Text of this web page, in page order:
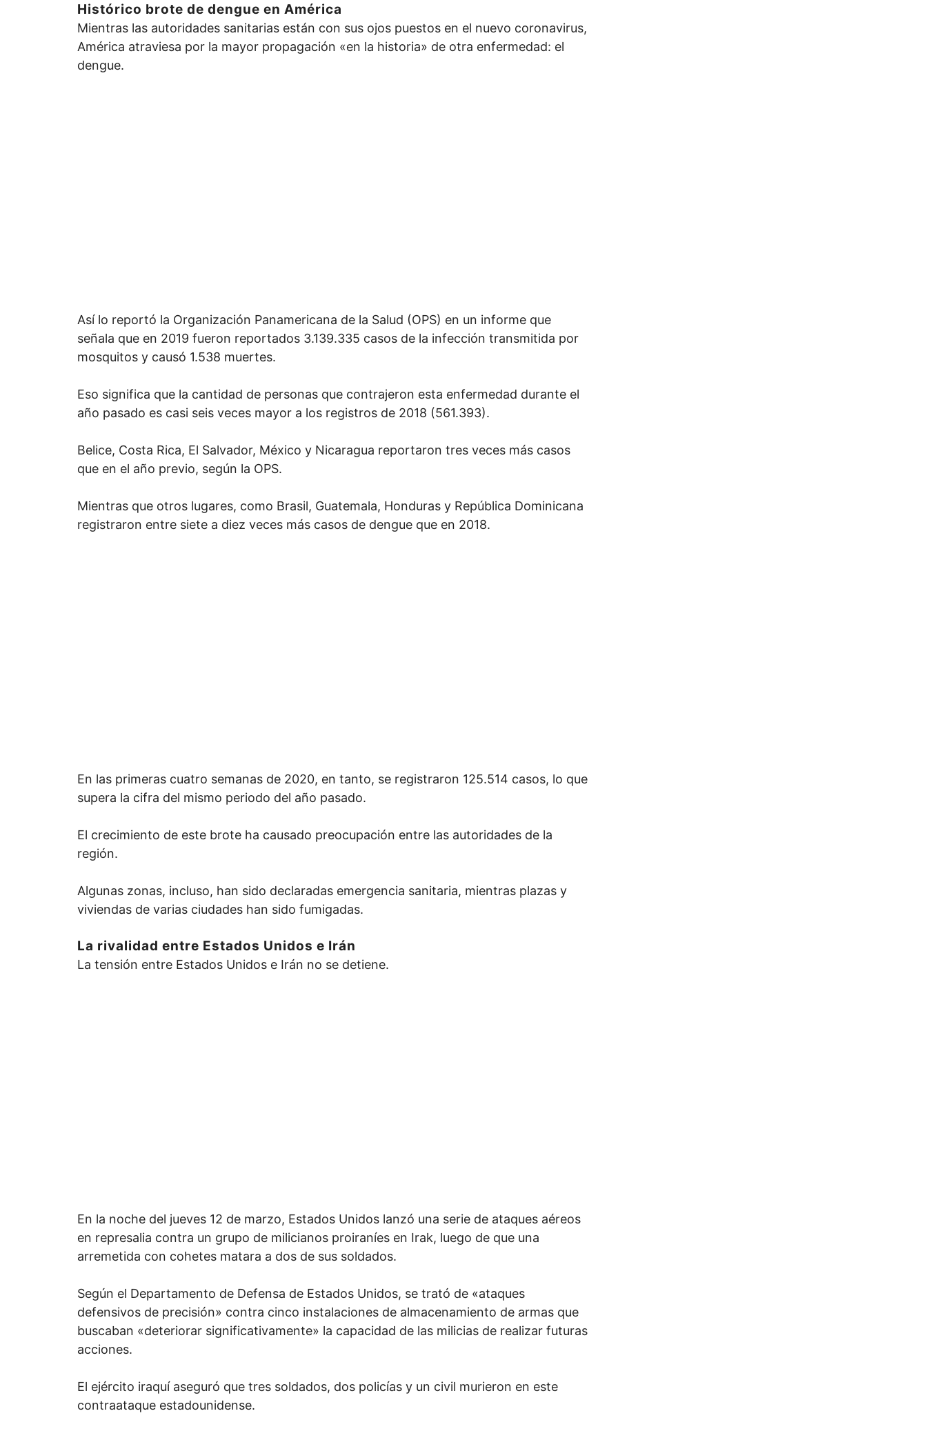
Histórico brote de dengue en América
Mientras las autoridades sanitarias están con sus ojos puestos en el nuevo coronavirus,
América atraviesa por la mayor propagación «en la historia» de otra enfermedad: el
dengue.
Así lo reportó la Organización Panamericana de la Salud (OPS) en un informe que
señala que en 2019 fueron reportados 3.139.335 casos de la infección transmitida por
mosquitos y causó 1.538 muertes.
Eso significa que la cantidad de personas que contrajeron esta enfermedad durante el
año pasado es casi seis veces mayor a los registros de 2018 (561.393).
Belice, Costa Rica, El Salvador, México y Nicaragua reportaron tres veces más casos
que en el año previo, según la OPS.
Mientras que otros lugares, como Brasil, Guatemala, Honduras y República Dominicana
registraron entre siete a diez veces más casos de dengue que en 2018.
En las primeras cuatro semanas de 2020, en tanto, se registraron 125.514 casos, lo que
supera la cifra del mismo periodo del año pasado.
El crecimiento de este brote ha causado preocupación entre las autoridades de la
región.
Algunas zonas, incluso, han sido declaradas emergencia sanitaria, mientras plazas y
viviendas de varias ciudades han sido fumigadas.
La rivalidad entre Estados Unidos e Irán
La tensión entre Estados Unidos e Irán no se detiene.
En la noche del jueves 12 de marzo, Estados Unidos lanzó una serie de ataques aéreos
en represalia contra un grupo de milicianos proiraníes en Irak, luego de que una
arremetida con cohetes matara a dos de sus soldados.
Según el Departamento de Defensa de Estados Unidos, se trató de «ataques
defensivos de precisión» contra cinco instalaciones de almacenamiento de armas que
buscaban «deteriorar significativamente» la capacidad de las milicias de realizar futuras
acciones.
El ejército iraquí aseguró que tres soldados, dos policías y un civil murieron en este
contraataque estadounidense.